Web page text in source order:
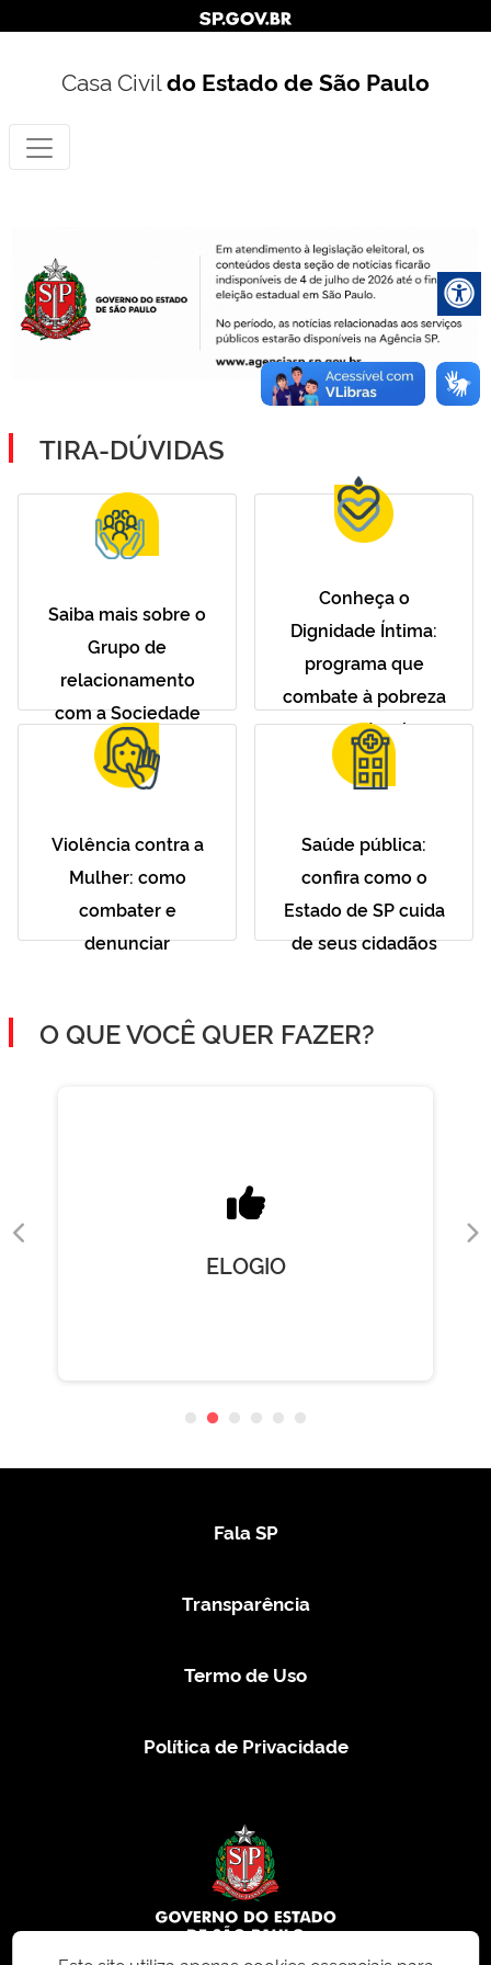
Casa Civildo Estado de São Paulo
TIRA-DÚVIDAS
Saiba mais sobre o
Grupo de
relacionamento
com a Sociedade
Conheça o
Dignidade Íntima:
programa que
combate à pobreza
menstrual
Violência contra a
Mulher: como
combater e
denunciar
Saúde pública:
confira como o
Estado de SP cuida
de seus cidadãos
O QUE VOCÊ QUER FAZER?
ELOGIO
Fala SP
Transparência
Termo de Uso
Política de Privacidade